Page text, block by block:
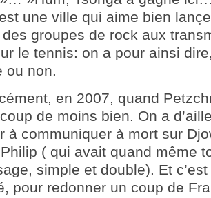
une ville qui aime bien
groupes de rock aux
le tennis: on a pour ainsi
ou non.
en 2007, quand
de moins bien. On a
à communiquer à mort sur
( qui avait quand même
simple et double). Et
pour redonner un coup de